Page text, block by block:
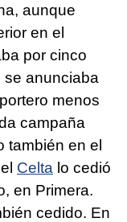
aunque
en el
por cinco
se anunciaba
menos
campaña
también en el
Celta lo cedió
en Primera.
cedido. En